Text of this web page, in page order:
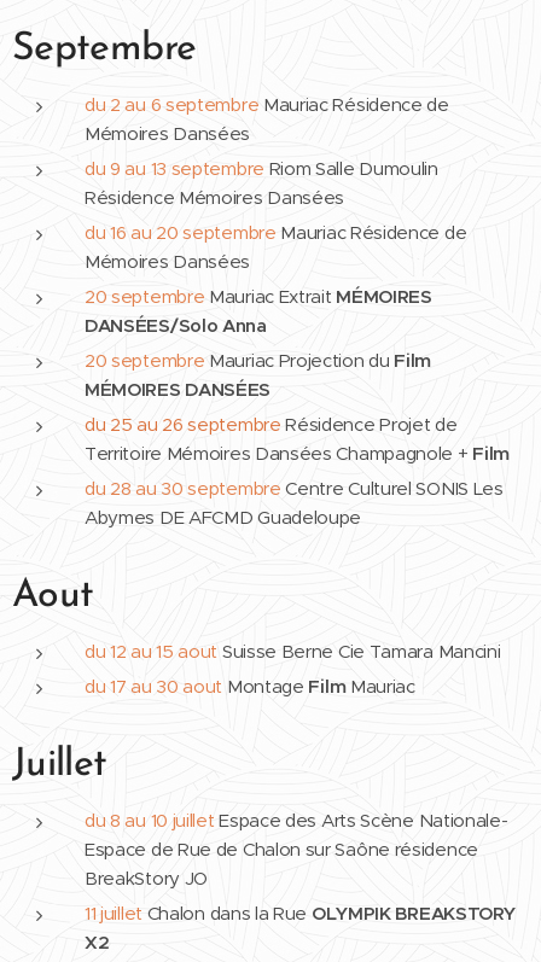
Septembre
du 2 au 6 septembre Mauriac Résidence de
Mémoires Dansées
du 9 au 13 septembre Riom Salle Dumoulin
Résidence Mémoires Dansées
du 16 au 20 septembre Mauriac Résidence de
Mémoires Dansées
20 septembre Mauriac Extrait MÉMOIRES
DANSÉES/Solo Anna
20 septembre Mauriac Projection du Film
MÉMOIRES DANSÉES
du 25 au 26 septembre Résidence Projet de
Territoire Mémoires Dansées Champagnole + Film
du 28 au 30 septembre Centre Culturel SONIS Les
Abymes DE AFCMD Guadeloupe
Aout
du 12 au 15 aout Suisse Berne Cie Tamara Mancini
du 17 au 30 aout Montage FilmMauriac
Juillet
du 8 au 10 juillet Espace des Arts Scène Nationale-
Espace de Rue de Chalon sur Saône résidence
BreakStory JO
11 juillet Chalon dans la Rue OLYMPIK BREAKSTORY
X2